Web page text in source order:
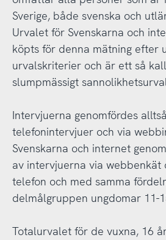
Sverige, både svenska och
Urvalet för Svenskarna och
köpts för denna mätning efter
urvalskriterier och är ett så
slumpmässigt
Intervjuerna genomfördes
telefonintervjuer och via
Svenskarna och internet
av intervjuerna via
telefon och med samma
delmålgruppen ungdomar 11-
Totalurvalet för de vuxna, 16